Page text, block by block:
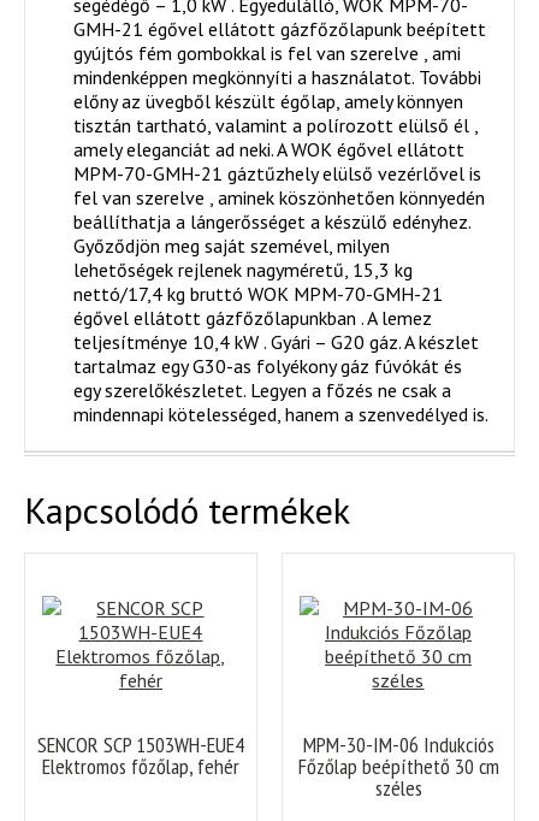
GMH-21 égővel ellátott gázfőzőlapunk beépített
gyújtós fém gombokkal is fel van szerelve , ami
mindenképpen megkönnyíti a használatot. További
előny az üvegből készült égőlap, amely könnyen
tisztán tartható, valamint a polírozott elülső él ,
amely eleganciát ad neki. A WOK égővel ellátott
MPM-70-GMH-21 gáztűzhely elülső vezérlővel is
fel van szerelve , aminek köszönhetően könnyedén
beállíthatja a lángerősséget a készülő edényhez.
Győződjön meg saját szemével, milyen
lehetőségek rejlenek nagyméretű, 15,3 kg
nettó/17,4 kg bruttó WOK MPM-70-GMH-21
égővel ellátott gázfőzőlapunkban . A lemez
teljesítménye 10,4 kW . Gyári – G20 gáz. A készlet
tartalmaz egy G30-as folyékony gáz fúvókát és
egy szerelőkészletet. Legyen a főzés ne csak a
mindennapi kötelességed, hanem a szenvedélyed is.
Kapcsolódó termékek
SENCOR SCP 1503WH-EUE4
Elektromos főzőlap, fehér
MPM-30-IM-06 Indukciós
Főzőlap beépíthető 30 cm
széles